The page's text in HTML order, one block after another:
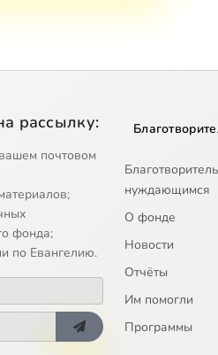
рассылку:
почтовом
фонда;
по Евангелию.
нуждающимся
О фонде
Новости
Отчёты
Им помогли
Программы